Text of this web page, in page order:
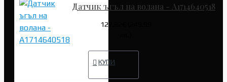
Датчик ъгъл на волана - A1714640518
127.82€ (249.99
КУПИ